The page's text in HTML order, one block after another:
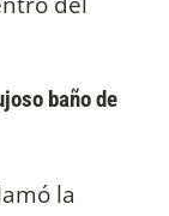
baño de
la